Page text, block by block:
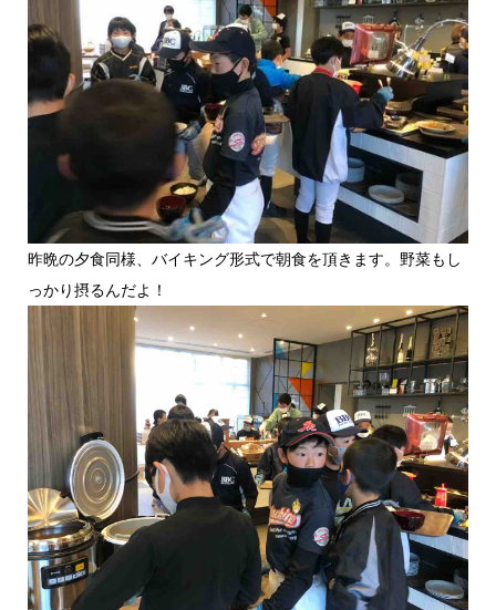
昨晩の夕食同様、バイキング形式で朝食を頂きます。野菜もし
っかり摂るんだよ！